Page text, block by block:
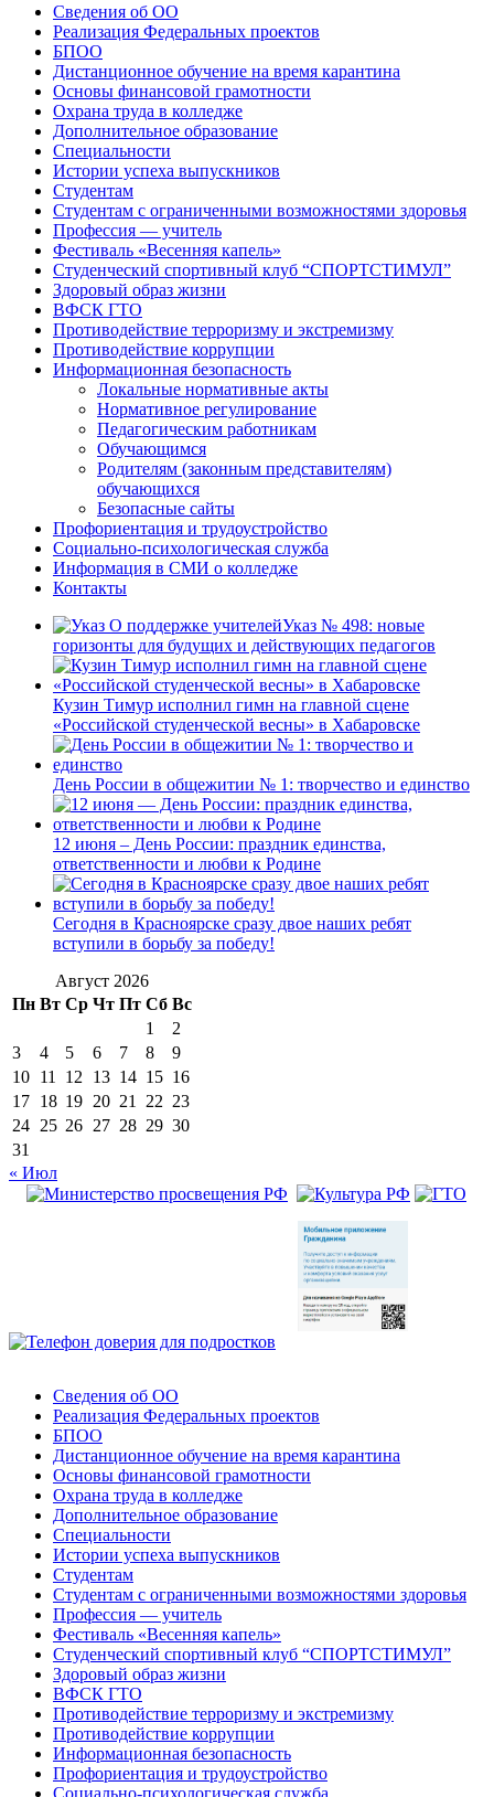
Сведения об ОО
Реализация Федеральных проектов
БПОО
Дистанционное обучение на время карантина
Основы финансовой грамотности
Охрана труда в колледже
Дополнительное образование
Специальности
Истории успеха выпускников
Студентам
Студентам с ограниченными возможностями здоровья
Профессия — учитель
Фестиваль «Весенняя капель»
Студенческий спортивный клуб “СПОРТСТИМУЛ”
Здоровый образ жизни
ВФСК ГТО
Противодействие терроризму и экстремизму
Противодействие коррупции
Информационная безопасность
Локальные нормативные акты
Нормативное регулирование
Педагогическим работникам
Обучающимся
Родителям (законным представителям)
обучающихся
Безопасные сайты
Профориентация и трудоустройство
Социально-психологическая служба
Информация в СМИ о колледже
Контакты
Указ № 498: новые
горизонты для будущих и действующих педагогов
Кузин Тимур исполнил гимн на главной сцене
«Российской студенческой весны» в Хабаровске
День России в общежитии № 1: творчество и единство
12 июня – День России: праздник единства,
ответственности и любви к Родине
Сегодня в Красноярске сразу двое наших ребят
вступили в борьбу за победу!
Август 2026
Пн Вт Ср Чт Пт Сб Вс
1
2
3
4 5 6 7 8
9
10 11 12 13 14 15 16
17 18 19 20 21 22 23
24 25 26 27 28 29 30
31
« Июл
Сведения об ОО
Реализация Федеральных проектов
БПОО
Дистанционное обучение на время карантина
Основы финансовой грамотности
Охрана труда в колледже
Дополнительное образование
Специальности
Истории успеха выпускников
Студентам
Студентам с ограниченными возможностями здоровья
Профессия — учитель
Фестиваль «Весенняя капель»
Студенческий спортивный клуб “СПОРТСТИМУЛ”
Здоровый образ жизни
ВФСК ГТО
Противодействие терроризму и экстремизму
Противодействие коррупции
Информационная безопасность
Профориентация и трудоустройство
Социально-психологическая служба